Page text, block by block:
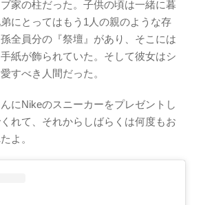
家の柱だった。子供の頃は一緒に暮
にとってはもう1人の親のような存
全員分の『祭壇』があり、そこには
紙が飾られていた。そして彼女はシ
すべき人間だった。
にNikeのスニーカーをプレゼントし
れて、それからしばらくは何度もお
よ。